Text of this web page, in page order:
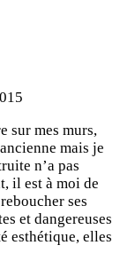
sur mes murs,
mais je
n’a pas
il est à moi de
ses
et dangereuses
esthétique, elles